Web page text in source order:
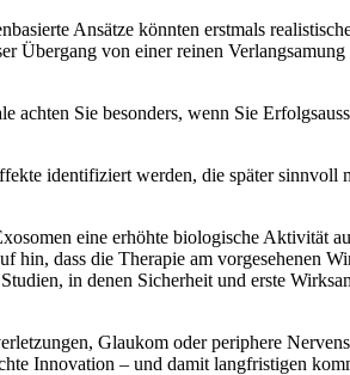
Ansätze könnten erstmals
Übergang von einer reinen
achten Sie besonders, wenn Sie
identifiziert werden, die später
eine erhöhte biologische Aktivität
dass die Therapie am vorgesehenen
in denen Sicherheit und erste
Glaukom oder periphere
Innovation – und damit langfristigen